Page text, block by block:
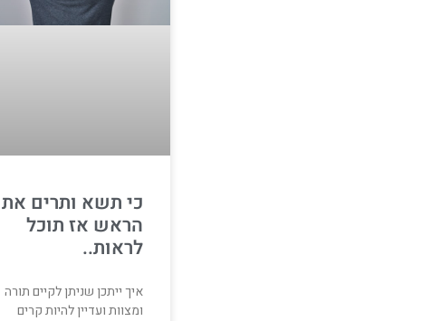
כי תשא ותרים את
הראש אז תוכל
לראות..
איך ייתכן שניתן לקיים תורה
ומצוות ועדיין להיות קרים